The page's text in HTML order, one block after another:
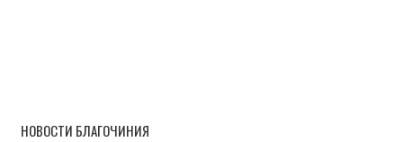
НОВОСТИ БЛАГОЧИНИЯ